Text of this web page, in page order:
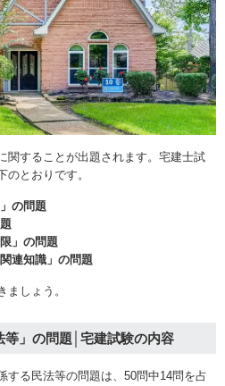
関することが出題されます。宅建士試
とおりです。
の問題
」の問題
連知識」の問題
ましょう。
」の問題│宅建試験の内容
する民法等の問題は、50問中14問を占